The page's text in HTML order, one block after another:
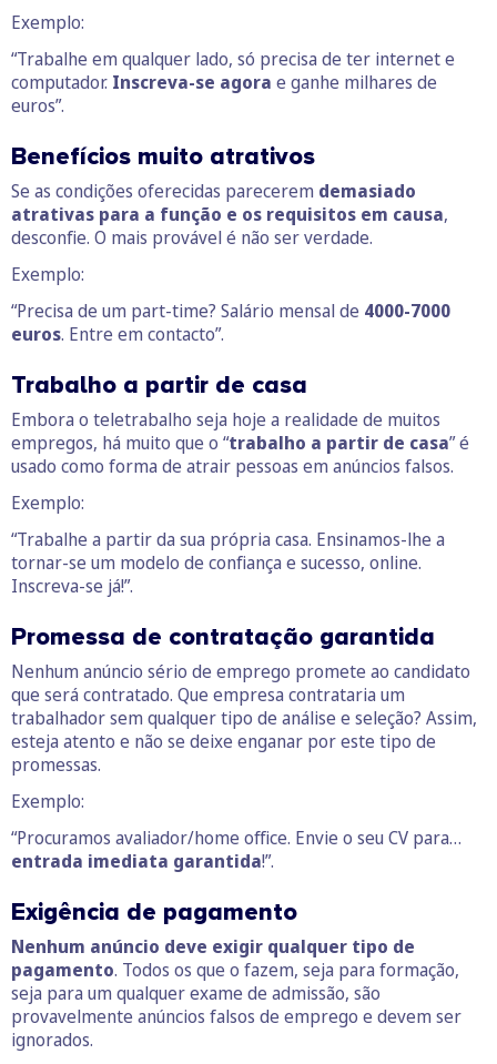
Exemplo:
“Trabalhe em qualquer lado, só precisa de ter internet e
computador. Inscreva-se agora e ganhe milhares de
euros”.
Benefícios muito atrativos
Se as condições oferecidas parecerem demasiado
atrativas para a função e os requisitos em causa,
desconfie. O mais provável é não ser verdade.
Exemplo:
“Precisa de um part-time? Salário mensal de 4000-7000
euros. Entre em contacto”.
Trabalho a partir de casa
Embora o teletrabalho seja hoje a realidade de muitos
empregos, há muito que o “trabalho a partir de casa” é
usado como forma de atrair pessoas em anúncios falsos.
Exemplo:
“Trabalhe a partir da sua própria casa. Ensinamos-lhe a
tornar-se um modelo de confiança e sucesso, online.
Inscreva-se já!”.
Promessa de contratação garantida
Nenhum anúncio sério de emprego promete ao candidato
que será contratado. Que empresa contrataria um
trabalhador sem qualquer tipo de análise e seleção? Assim,
esteja atento e não se deixe enganar por este tipo de
promessas.
Exemplo:
“Procuramos avaliador/home office. Envie o seu CV para…
entrada imediata garantida!”.
Exigência de pagamento
Nenhum anúncio deve exigir qualquer tipo de
pagamento. Todos os que o fazem, seja para formação,
seja para um qualquer exame de admissão, são
provavelmente anúncios falsos de emprego e devem ser
ignorados.